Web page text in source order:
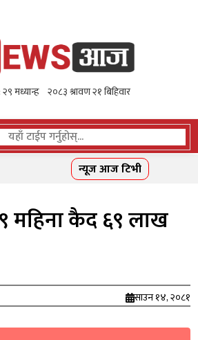
न्यूज आज टिभी
९ महिना कैद ६९ लाख
साउन १४, २०८१